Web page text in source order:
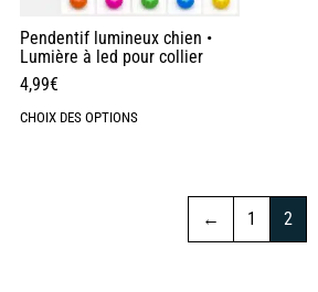
Pendentif lumineux chien •
Lumière à led pour collier
4,99€
CHOIX DES OPTIONS
← 1 2